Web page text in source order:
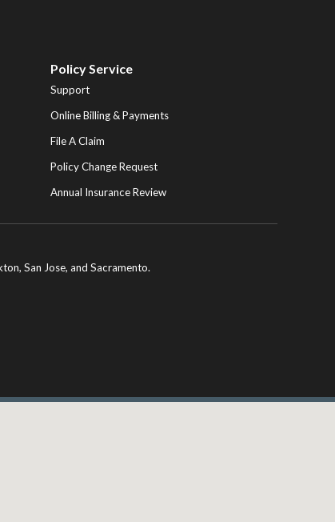
Policy Service
Support
Online Billing & Payments
File A Claim
Policy Change Request
Annual Insurance Review
San Jose, and Sacramento.